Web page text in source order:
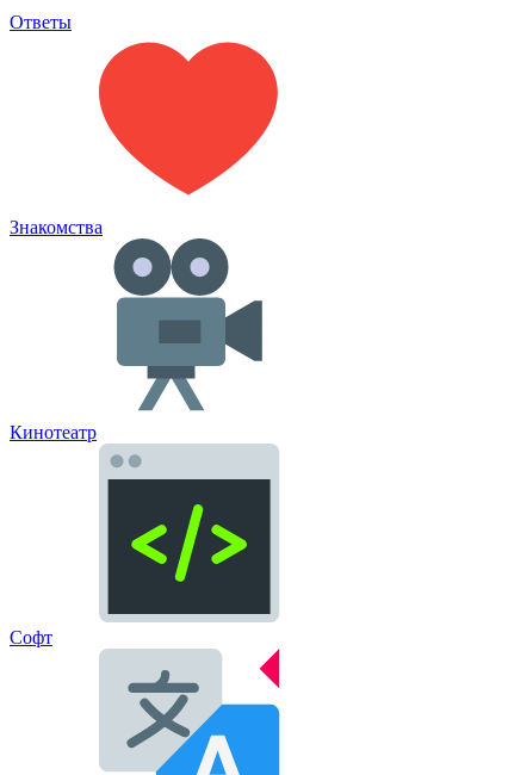
Ответы
Знакомства
Кинотеатр
Софт